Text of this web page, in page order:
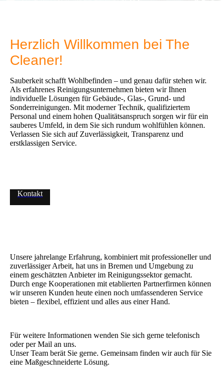
Herzlich Willkommen bei The
Cleaner!
Sauberkeit schafft Wohlbefinden – und genau dafür stehen wir.
Als erfahrenes Reinigungsunternehmen bieten wir Ihnen
individuelle Lösungen für Gebäude-, Glas-, Grund- und
Sonderreinigungen. Mit moderner Technik, qualifiziertem
Personal und einem hohen Qualitätsanspruch sorgen wir für ein
sauberes Umfeld, in dem Sie sich rundum wohlfühlen können.
Verlassen Sie sich auf Zuverlässigkeit, Transparenz und
erstklassigen Service.
Kontakt
Unsere jahrelange Erfahrung, kombiniert mit professioneller und
zuverlässiger Arbeit, hat uns in Bremen und Umgebung zu
einem geschätzten Anbieter im Reinigungssektor gemacht.
Durch enge Kooperationen mit etablierten Partnerfirmen können
wir unseren Kunden heute einen noch umfassenderen Service
bieten – flexibel, effizient und alles aus einer Hand.
Für weitere Informationen wenden Sie sich gerne telefonisch
oder per Mail an uns.
Unser Team berät Sie gerne. Gemeinsam finden wir auch für Sie
eine Maßgeschneiderte Lösung.